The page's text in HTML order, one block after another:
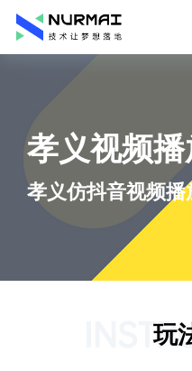
孝义视频
孝义仿抖音视频播
玩